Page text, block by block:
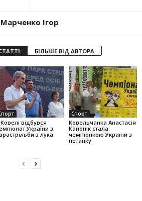
Марченко Ігор
БІЛЬШЕ ВІД АВТОРА
відбувся
України з
з лука
Спорт
Ковельчанка Анастасія
Канонік стала
чемпіонкою України з
петанку